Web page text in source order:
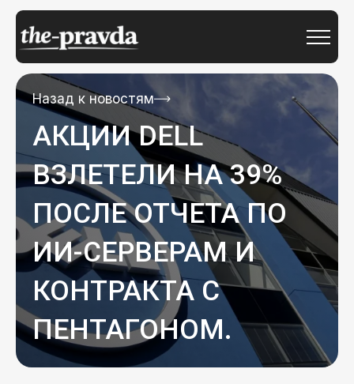
Назад к новостям
АКЦИИ DELL
ВЗЛЕТЕЛИ НА 39%
ПОСЛЕ ОТЧЕТА ПО
ИИ-СЕРВЕРАМ И
КОНТРАКТА С
ПЕНТАГОНОМ.